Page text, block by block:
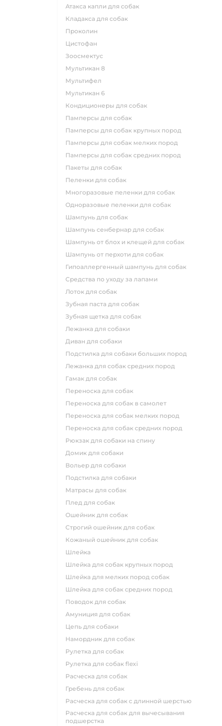
атакса капли для собак
кладакса для собак
проколин
цистофан
зоосмектус
мультикан 8
мультифел
мультикан 6
кондиционеры для собак
памперсы для собак
памперсы для собак крупных пород
памперсы для собак мелких пород
памперсы для собак средних пород
пакеты для собак
пеленки для собак
многоразовые пеленки для собак
одноразовые пеленки для собак
шампунь для собак
шампунь сенбернар для собак
шампунь от блох и клещей для собак
шампунь от перхоти для собак
гипоаллергенный шампунь для собак
средства по уходу за лапами
лоток для собак
зубная паста для собак
зубная щетка для собак
лежанка для собаки
диван для собаки
подстилка для собаки больших пород
лежанка для собак средних пород
гамак для собак
переноска для собак
переноска для собак в самолет
переноска для собак мелких пород
переноска для собак средних пород
рюкзак для собаки на спину
домик для собаки
вольер для собаки
подстилка для собаки
матрасы для собак
плед для собак
ошейник для собак
строгий ошейник для собак
кожаный ошейник для собак
шлейка
шлейка для собак крупных пород
шлейка для мелких пород собак
шлейка для собак средних пород
поводок для собак
амуниция для собак
цепь для собаки
намордник для собак
рулетка для собак
рулетка для собак flexi
расческа для собак
гребень для собак
расческа для собак с длинной шерстью
расческа для собак для вычесывания
подшерстка